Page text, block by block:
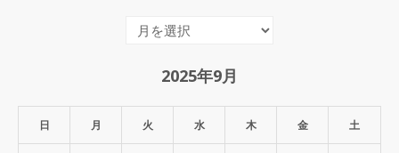
イ
2025年9月
日 月 火 水 木 金 土